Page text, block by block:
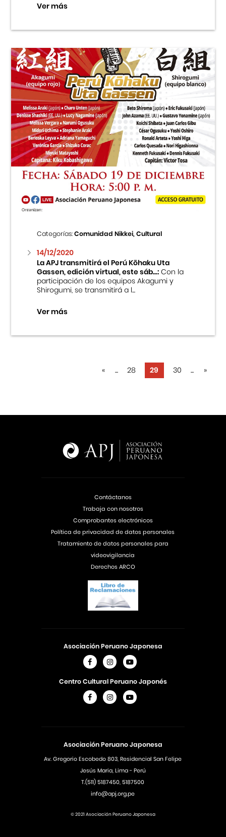
Ver más
Categorías:Comunidad Nikkei, Cultural
14/12/2020
La APJ transmitirá el Perú Kōhaku Uta
Gassen, edición virtual, este sáb...:Con la
participación de los equipos Akagumi y
Shirogumi, se transmitirá a l...
Ver más
« ... 28 29 30 ... »
Asociación Peruano Japonesa
Av. Gregorio Escobedo 803, Residencial San Felipe
Jesús Maria, Lima - Perú
T.(511) 5187450, 5187500
info@apj.org.pe
Asociación Peruano Japonesa
Centro Cultural Peruano Japonés
Contáctanos
Trabaja con nosotros
Comprobantes electrónicos
Política de privacidad de datos personales
Tratamiento de datos personales para
videovigilancia
Derechos ARCO
© 2021 Asociación Peruano Japonesa